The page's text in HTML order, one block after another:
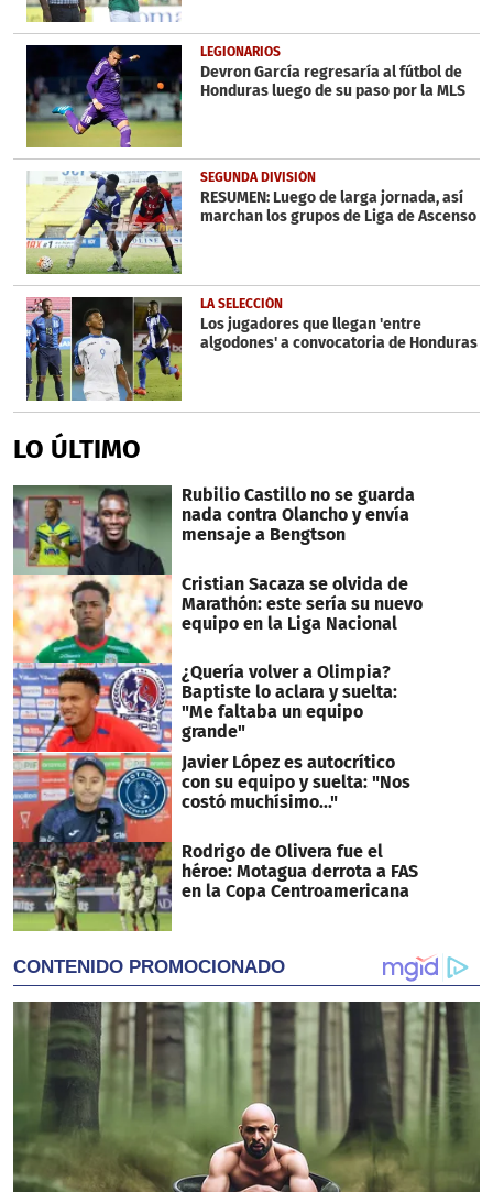
LEGIONARIOS
Devron García regresaría al fútbol de
Honduras luego de su paso por la MLS
SEGUNDA DIVISIÓN
RESUMEN: Luego de larga jornada, así
marchan los grupos de Liga de Ascenso
LA SELECCIÓN
Los jugadores que llegan 'entre
algodones' a convocatoria de Honduras
LO ÚLTIMO
Rubilio Castillo no se guarda
nada contra Olancho y envía
mensaje a Bengtson
Cristian Sacaza se olvida de
Marathón: este sería su nuevo
equipo en la Liga Nacional
¿Quería volver a Olimpia?
Baptiste lo aclara y suelta:
"Me faltaba un equipo
grande"
Javier López es autocrítico
con su equipo y suelta: "Nos
costó muchísimo..."
Rodrigo de Olivera fue el
héroe: Motagua derrota a FAS
en la Copa Centroamericana